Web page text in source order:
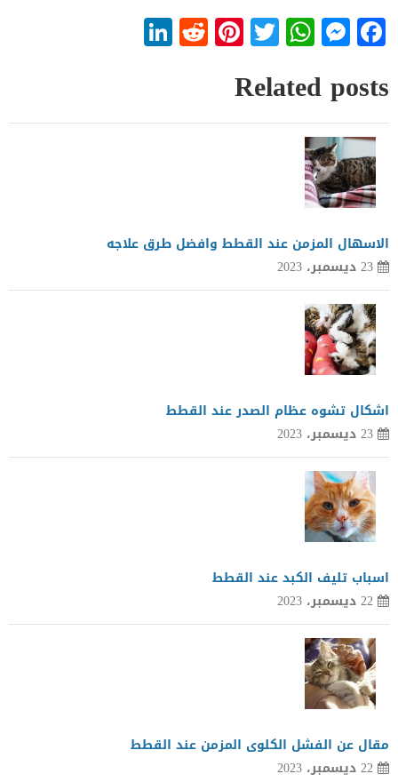
Facebook
Messenger
WhatsApp
Twitter
Pinterest
Reddit
Related posts
الاسهال المزمن عند القطط وافضل طرق علاجه
23 ديسمبر، 2023
اشكال تشوه عظام الصدر عند القطط
23 ديسمبر، 2023
اسباب تليف الكبد عند القطط
22 ديسمبر، 2023
مقال عن الفشل الكلوى المزمن عند القطط
22 ديسمبر، 2023